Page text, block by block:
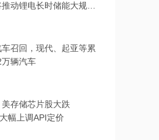
眼：AI 收入翻倍 完成AI
大调仓！清仓英伟达
暴降43%
扶”启动重考
动锂电长时储能大规模
召回，现代、起亚等累
辆汽车
存储芯片股大跌
幅上调API定价